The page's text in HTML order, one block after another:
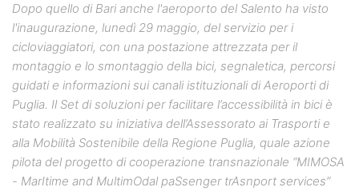
Dopo quello di Bari anche l'aeroporto del Salento ha visto
l'inaugurazione, lunedì 29 maggio, del servizio per i
cicloviaggiatori, con una postazione attrezzata per il
montaggio e lo smontaggio della bici, segnaletica, percorsi
guidati e informazioni sui canali istituzionali di Aeroporti di
Puglia. Il Set di soluzioni per facilitare l’accessibilità in bici è
stato realizzato su iniziativa dell’Assessorato ai Trasporti e
alla Mobilità Sostenibile della Regione Puglia, quale azione
pilota del progetto di cooperazione transnazionale “MIMOSA
- MarItime and MultimOdal paSsenger trAsnport services”